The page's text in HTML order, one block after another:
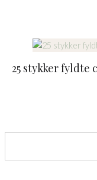
25 stykker fyldte